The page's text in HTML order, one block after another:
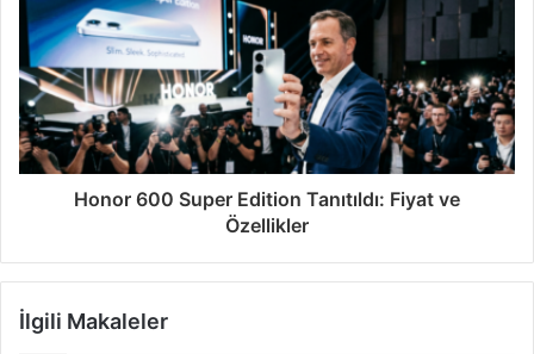
Honor 600 Super Edition Tanıtıldı: Fiyat ve
Özellikler
İlgili Makaleler